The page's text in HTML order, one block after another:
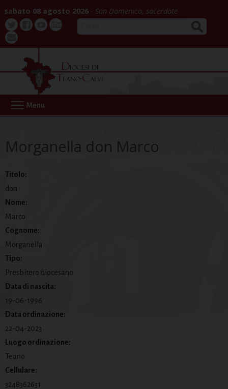
content
sabato 08 agosto 2026 San Domenico, sacerdote
Twitter
Buona
webmail
Menu
Morganella don Marco
Titolo:
don
Nome:
Marco
Cognome:
Morganella
Tipo:
Presbitero diocesano
Data di nascita:
19-06-1996
Data ordinazione:
22-04-2023
Luogo ordinazione:
Teano
Cellulare:
3248362631